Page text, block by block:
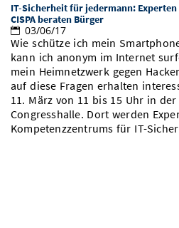
IT-Sicherheit für jedermann:
CISPA beraten Bürger
03/06/17
Wie schütze ich mein
kann ich anonym im Internet
mein Heimnetzwerk gegen
auf diese Fragen erhalten
11. März von 11 bis 15 Uhr in
Congresshalle. Dort werden
Kompetenzzentrums für IT-